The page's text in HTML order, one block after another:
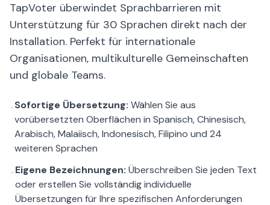
TapVoter überwindet Sprachbarrieren mit
Unterstützung für 30 Sprachen direkt nach der
Installation. Perfekt für internationale
Organisationen, multikulturelle Gemeinschaften
und globale Teams.
Sofortige Übersetzung: Wählen Sie aus
vorübersetzten Oberflächen in Spanisch, Chinesisch,
Arabisch, Malaiisch, Indonesisch, Filipino und 24
weiteren Sprachen
Eigene Bezeichnungen: Überschreiben Sie jeden Text
oder erstellen Sie vollständig individuelle
Übersetzungen für Ihre spezifischen Anforderungen